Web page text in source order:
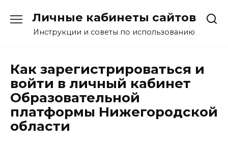
содержанию
Личные кабинеты сайтов
Инструкции и советы по использованию
Как зарегистрироваться и
войти в личный кабинет
Образовательной
платформы Нижегородской
области